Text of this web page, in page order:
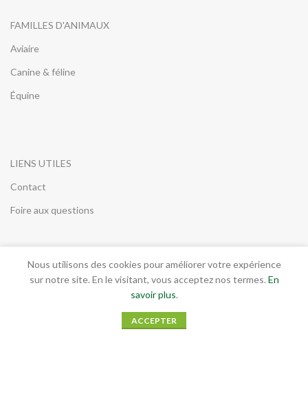
FAMILLES D'ANIMAUX
Aviaire
Canine & féline
Équine
LIENS UTILES
Contact
Foire aux questions
INFORMATIONS LEGALES
Conditions générales de vente
Nous utilisons des cookies pour améliorer votre expérience
sur notre site. En le visitant, vous acceptez nos termes. En
savoir plus.
ACCEPTER